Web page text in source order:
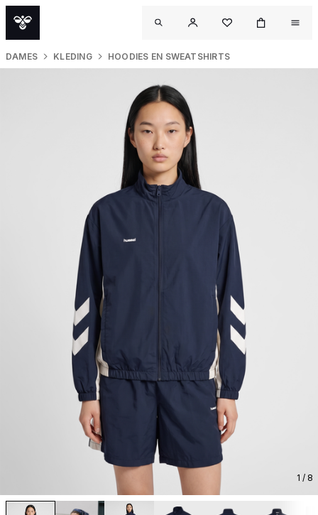
DAMES KLEDING HOODIES EN SWEATSHIRTS
1 / 8